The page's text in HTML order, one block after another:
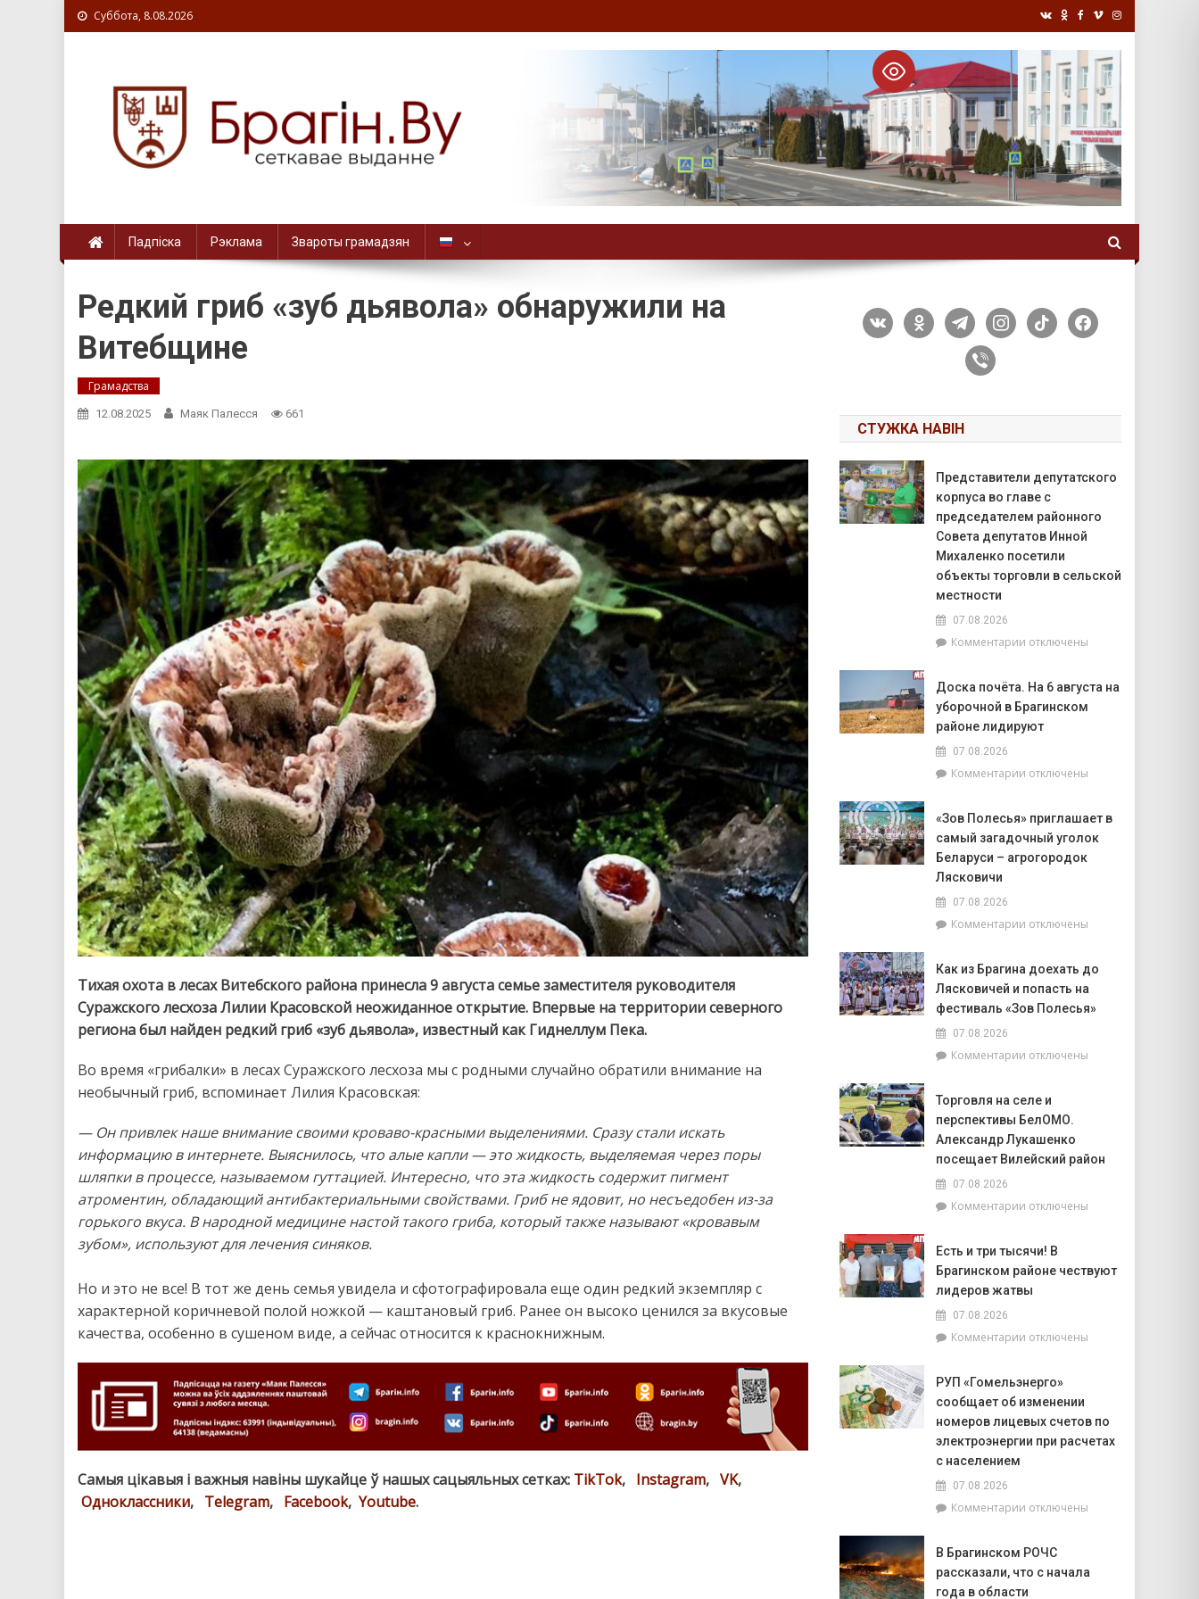
Суббота, 8.08.2026
Падпіска Рэклама Звароты грамадзян
Редкий гриб «зуб дьявола» обнаружили на
Витебщине
Грамадства
12.08.2025 Маяк Палесся 661
Тихая охота в лесах Витебского района принесла 9 августа семье заместителя руководителя
Суражского лесхоза Лилии Красовской неожиданное открытие. Впервые на территории северного
региона был найден редкий гриб «зуб дьявола», известный как Гиднеллум Пека.
Во время «грибалки» в лесах Суражского лесхоза мы с родными случайно обратили внимание на
необычный гриб, вспоминает Лилия Красовская:
— Он привлек наше внимание своими кроваво-красными выделениями. Сразу стали искать
информацию в интернете. Выяснилось, что алые капли — это жидкость, выделяемая через поры
шляпки в процессе, называемом гуттацией. Интересно, что эта жидкость содержит пигмент
атроментин, обладающий антибактериальными свойствами. Гриб не ядовит, но несъедобен из-за
горького вкуса. В народной медицине настой такого гриба, который также называют «кровавым
зубом», используют для лечения синяков.
Но и это не все! В тот же день семья увидела и сфотографировала еще один редкий экземпляр с
характерной коричневой полой ножкой — каштановый гриб. Ранее он высоко ценился за вкусовые
качества, особенно в сушеном виде, а сейчас относится к краснокнижным.
Самыя цікавыя і важныя навіны шукайце ў нашых сацыяльных сетках: TikTok, Instagram, VK,
Одноклассники, Telegram, Facebook, Youtube.
vkontakteodnoklassniki
telegraminstagram
tiktok facebook
viber
СТУЖКА НАВІН
Представители депутатского
корпуса во главе с
председателем районного
Совета депутатов Инной
Михаленко посетили
объекты торговли в сельской
местности
07.08.2026
Комментариик
депутатского
корпуса
во
председателем
депутатов
Инной
Михаленко
в
местности
отключены
Доска почёта. На 6 августа на
уборочной в Брагинском
районе лидируют
07.08.2026
Комментариик
почёта.
На
6
в
лидируют
отключены
«Зов Полесья» приглашает в
самый загадочный уголок
Беларуси – агрогородок
Лясковичи
07.08.2026
Комментариик
Полесья»
приглашает
в
уголок
агрогородок
Лясковичи
отключены
Как из Брагина доехать до
Лясковичей и попасть на
фестиваль «Зов Полесья»
07.08.2026
Комментариик
из
Брагина
доехать
до
попасть
«Зов
Полесья»
отключены
Торговля на селе и
перспективы БелОМО.
Александр Лукашенко
посещает Вилейский район
07.08.2026
Комментариик
на
селе
и
Александр
Вилейский
район
отключены
Есть и три тысячи! В
Брагинском районе чествуют
лидеров жатвы
07.08.2026
Комментариик
и
три
тысячи!
В
лидеров
отключены
РУП «Гомельэнерго»
сообщает об изменении
номеров лицевых счетов по
электроэнергии при расчетах
с населением
07.08.2026
Комментариик
«Гомельэнерго»
сообщает
об
отключены
В Брагинском РОЧС
рассказали, что с начала
года в области